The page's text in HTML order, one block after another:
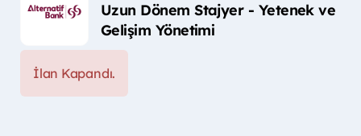
Uzun Dönem Stajyer - Yetenek ve
Gelişim Yönetimi
İlan Kapandı.